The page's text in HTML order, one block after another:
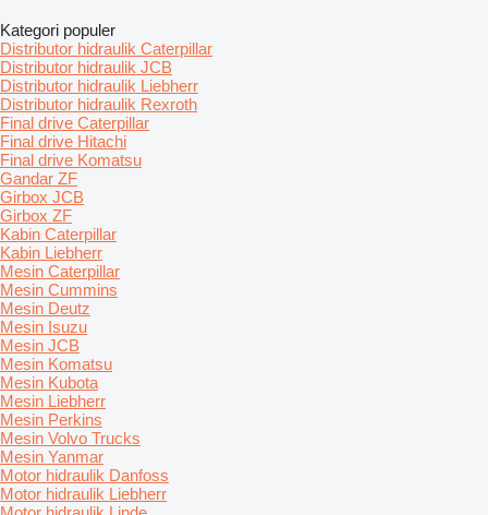
Kategori populer
Distributor hidraulik Caterpillar
Distributor hidraulik JCB
Distributor hidraulik Liebherr
Distributor hidraulik Rexroth
Final drive Caterpillar
Final drive Hitachi
Final drive Komatsu
Gandar ZF
Girbox JCB
Girbox ZF
Kabin Caterpillar
Kabin Liebherr
Mesin Caterpillar
Mesin Cummins
Mesin Deutz
Mesin Isuzu
Mesin JCB
Mesin Komatsu
Mesin Kubota
Mesin Liebherr
Mesin Perkins
Mesin Volvo Trucks
Mesin Yanmar
Motor hidraulik Danfoss
Motor hidraulik Liebherr